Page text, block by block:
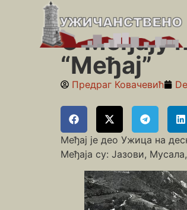
О Међају
О Међају
“Међај”
Предраг Ковачевић
Међај је део Ужица на
Међаја су: Јазови,